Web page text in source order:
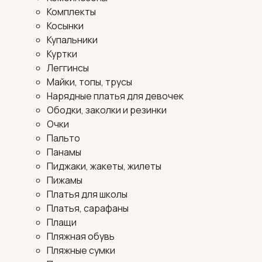
Комплекты
Косынки
Купальники
Куртки
Леггинсы
Майки, топы, трусы
Нарядные платья для девочек
Ободки, заколки и резинки
Очки
Пальто
Панамы
Пиджаки, жакеты, жилеты
Пижамы
Платья для школы
Платья, сарафаны
Плащи
Пляжная обувь
Пляжные сумки